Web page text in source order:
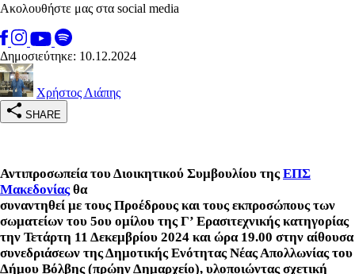
Ακολουθήστε μας στα social media
Δημοσιεύτηκε: 10.12.2024
Χρήστος Λιάπης
SHARE
Αντιπροσωπεία του Διοικητικού Συμβουλίου τηςΕΠΣ
Μακεδονίαςθα
συναντηθεί με τους Προέδρους και τους εκπροσώπους των
σωματείων του 5ου ομίλου της Γ’ Ερασιτεχνικής κατηγορίας
την Τετάρτη 11 Δεκεμβρίου 2024 και ώρα 19.00 στην αίθουσα
συνεδριάσεων της Δημοτικής Ενότητας Νέας Απολλωνίας του
Δήμου Βόλβης (πρώην Δημαρχείο), υλοποιώντας σχετική